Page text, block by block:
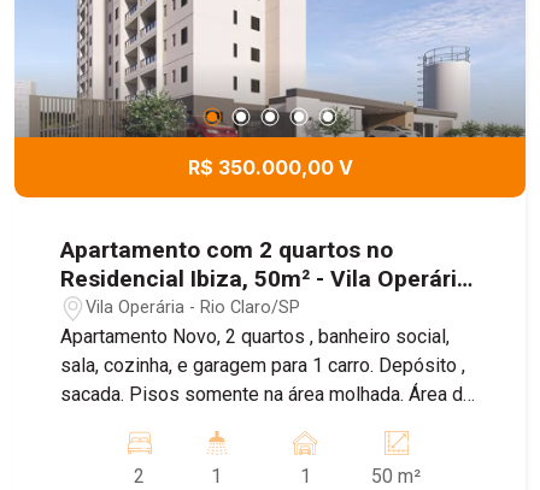
R$ 350.000,00 V
Apartamento com 2 quartos no
Residencial Ibiza, 50m² - Vila Operária,
Rio Claro/SP
Vila Operária - Rio Claro/SP
Apartamento Novo, 2 quartos , banheiro social,
sala, cozinha, e garagem para 1 carro. Depósito ,
sacada. Pisos somente na área molhada. Área de
espaço pets, salão de festas, playground.
2
1 1 50 m²